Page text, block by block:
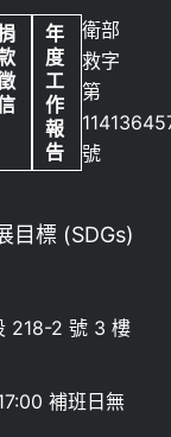
年
度
工
作
報
告
衛部
救字
第
號
目標 (SDGs)
218-2 號 3 樓
補班日無